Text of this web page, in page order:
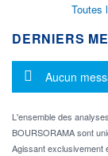
Toutes
DERNIERS
Message
Aucun
L'ensemble des
BOURSORAMA sont
Agissant exclusivement